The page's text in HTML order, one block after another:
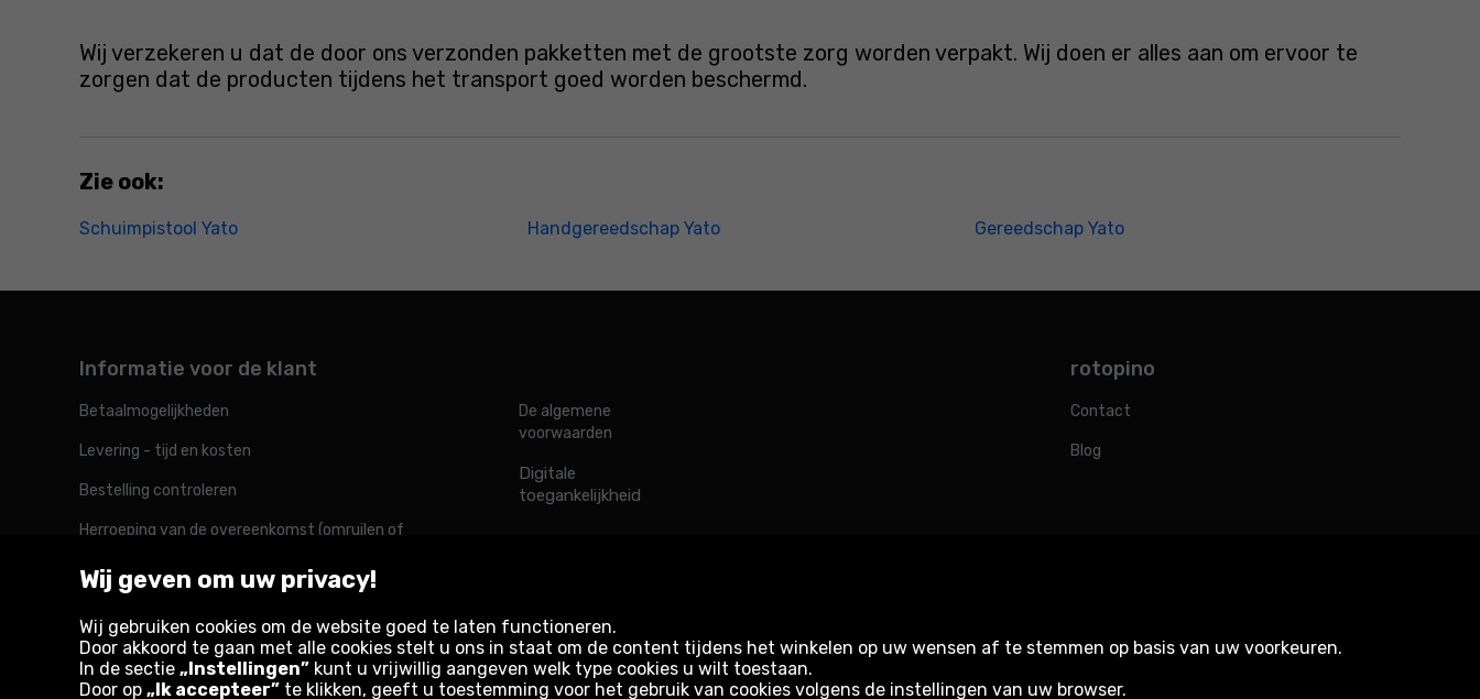
Wij verzekeren u dat de door ons verzonden pakketten met de grootste zorg worden verpakt. Wij doen er alles aan om ervoor te
zorgen dat de producten tijdens het transport goed worden beschermd.
Zie ook:
Schuimpistool Yato Handgereedschap Yato Gereedschap Yato
Informatie voor de klant
Betaalmogelijkheden
Levering - tijd en kosten
Bestelling controleren
Herroeping van de overeenkomst (omruilen of
Reclamatie
De algemene
voorwaarden
Digitale
toegankelijkheid
rotopino
Contact
Blog
Rotopino in de wereld
Wij geven om uw privacy!
Wij gebruiken cookies om de website goed te laten functioneren.
Door akkoord te gaan met alle cookies stelt u ons in staat om de content tijdens het winkelen op uw wensen af te stemmen op basis van uw voorkeuren.
In de sectie „Instellingen” kunt u vrijwillig aangeven welk type cookies u wilt toestaan.
Door op „Ik accepteer” te klikken, geeft u toestemming voor het gebruik van cookies volgens de instellingen van uw browser.